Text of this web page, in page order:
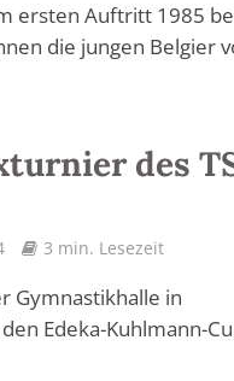
ersten Auftritt 1985
die jungen Belgier
des
3 min. Lesezeit
Gymnastikhalle in
Edeka-Kuhlmann-